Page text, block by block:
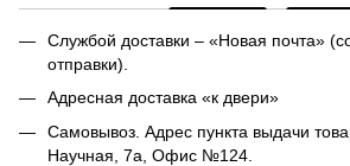
Службой доставки – «Новая почта»
отправки).
Адресная доставка «к двери»
Самовывоз. Адрес пункта выдачи
Научная, 7а, Офис №124.